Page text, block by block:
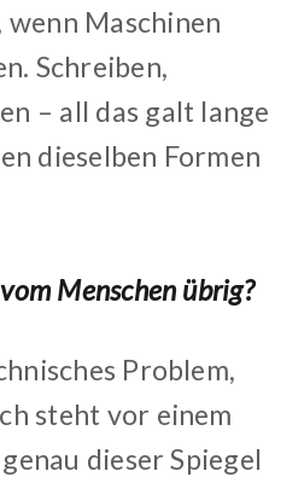
Maschinen
Schreiben,
– all das galt lange
dieselben Formen
Menschen übrig?
Problem,
steht vor einem
dieser Spiegel